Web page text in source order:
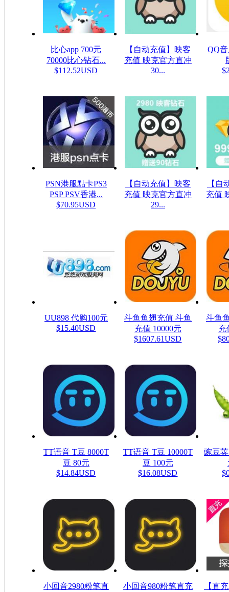
比心app 700元
70000比心钻石...
$112.52USD
【自动充值】映客
充值 映克官方直冲
30...
QQ
PSN港服點卡PS3
PSP PSV香港...
$70.95USD
【自动充值】映客
充值 映克官方直冲
29...
【自
充值
UU898 代购100元
$15.40USD
斗鱼鱼翅充值 斗鱼
充值 10000元
$1607.61USD
斗鱼
充
TT语音 T豆 8000T
豆 80元
$14.84USD
TT语音 T豆 10000T
豆 100元
$16.08USD
豌豆
小回音2980粉笔直
小回音980粉笔直充
【直